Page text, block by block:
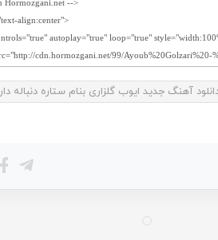
آهنگ جدید ایوب گلزاری بنام ستاره دنباله دار